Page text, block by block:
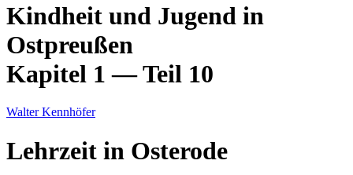
Kindheit und Jugend in
Ostpreußen
Kapitel 1 — Teil 10
Walter Kennhöfer
Lehrzeit in Osterode